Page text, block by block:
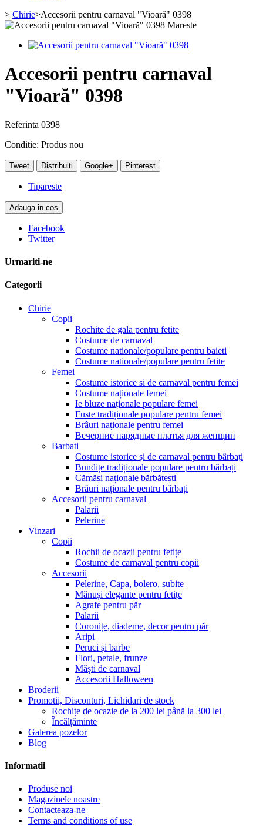
> Chirie>Accesorii pentru carnaval "Vioară" 0398
Mareste
Accesorii pentru carnaval
"Vioară" 0398
Referinta 0398
Conditie: Produs nou
Tweet Distribuiti Google+ Pinterest
Tipareste
Adauga in cos
Facebook
Twitter
Urmariti-ne
Categorii
Chirie
Copii
Rochite de gala pentru fetite
Costume de carnaval
Costume nationale/populare pentru baieti
Costume nationale/populare pentru fetite
Femei
Costume istorice si de carnaval pentru femei
Costume naționale femei
Ie bluze naționale populare femei
Fuste tradiționale populare pentru femei
Brâuri naționale pentru femei
Вечерние нарядные платья для женщин
Barbati
Costume istorice și de carnaval pentru bârbați
Bundițe tradiționale populare pentru bărbați
Cămăși naționale bărbătești
Brâuri naționale pentru bărbați
Accesorii pentru carnaval
Palarii
Pelerine
Vinzari
Copii
Rochii de ocazii pentru fetițe
Costume de carnaval pentru copii
Accesorii
Pelerine, Capa, bolero, subite
Mănuși elegante pentru fetițe
Agrafe pentru păr
Palarii
Coronițe, diademe, decor pentru păr
Aripi
Peruci și barbe
Flori, petale, frunze
Măști de carnaval
Accesorii Halloween
Broderii
Promotii, Disconturi, Lichidari de stock
Rochițe de ocazie de la 200 lei până la 300 lei
Încălțăminte
Galerea pozelor
Blog
Informatii
Produse noi
Magazinele noastre
Contacteaza-ne
Terms and conditions of use